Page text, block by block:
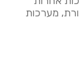
מערכות